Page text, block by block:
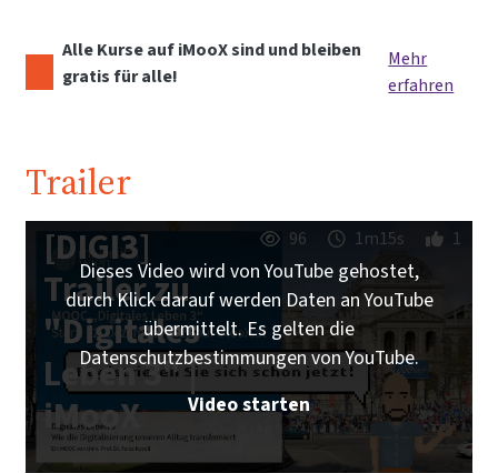
Alle Kurse auf iMooX sind und bleiben
gratis für alle!
Mehr
erfahren
Trailer
[DIGI3]
Trailer zu
"Digitales
Leben 3" |
iMooX
96 1m15s 1
Dieses Video wird von YouTube gehostet,
durch Klick darauf werden Daten an YouTube
übermittelt. Es gelten die
Datenschutzbestimmungen von YouTube.
Video starten